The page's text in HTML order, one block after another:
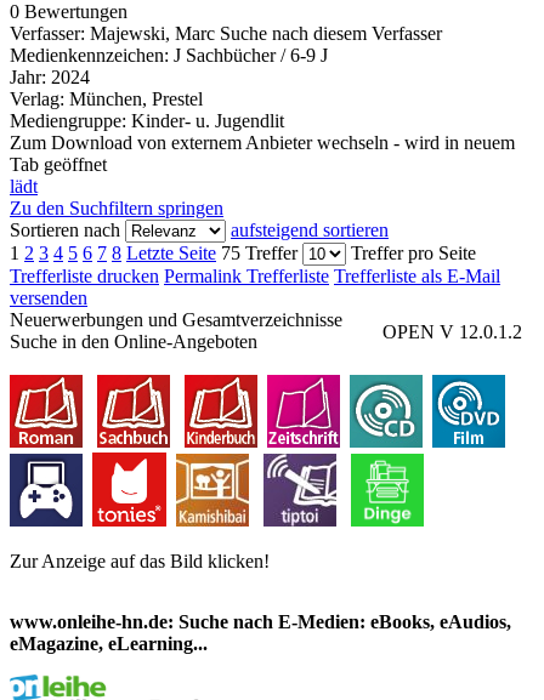
0 Bewertungen
Verfasser: Majewski, Marc Suche nach diesem Verfasser
Medienkennzeichen: J Sachbücher / 6-9 J
Jahr: 2024
Verlag: München, Prestel
Mediengruppe: Kinder- u. Jugendlit
Zum Download von externem Anbieter wechseln - wird in neuem
Tab geöffnet
lädt
Zu den Suchfiltern springen
Sortieren nach
aufsteigend sortieren
1 2 3 4 5 6 7 8 Letzte Seite 75 Treffer
Treffer pro Seite
Trefferliste drucken Permalink Trefferliste Trefferliste als E-Mail
versenden
OPEN V 12.0.1.2
Neuerwerbungen und Gesamtverzeichnisse
Zur Anzeige auf das Bild klicken!
Suche in den Online-Angeboten
www.onleihe-hn.de: Suche nach E-Medien: eBooks, eAudios,
eMagazine, eLearning...